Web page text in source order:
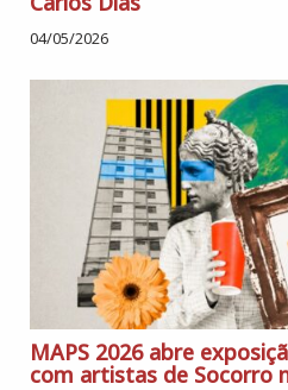
04/05/2026
MAPS 2026 abre
com artistas de Socorro